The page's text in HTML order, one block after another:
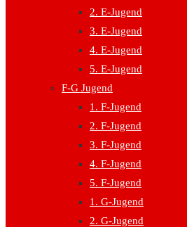
2. E-Jugend
3. E-Jugend
4. E-Jugend
5. E-Jugend
F-G Jugend
1. F-Jugend
2. F-Jugend
3. F-Jugend
4. F-Jugend
5. F-Jugend
1. G-Jugend
2. G-Jugend